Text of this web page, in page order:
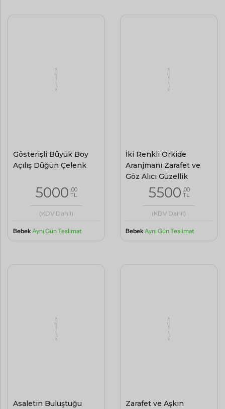
Gösterişli Büyük Boy
Açılış Düğün Çelenk
5000 ,00
TL
(KDV Dahil)
Bebek Aynı Gün Teslimat
İki Renkli Orkide
Aranjmanı Zarafet ve
Göz Alıcı Güzellik
5500 ,00
TL
(KDV Dahil)
Bebek Aynı Gün Teslimat
Asaletin Buluştuğu
Zarafet ve Aşkın